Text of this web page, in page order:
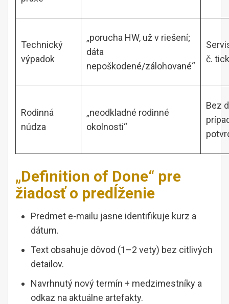
Technický
výpadok
„porucha HW, už v riešení;
dáta
nepoškodené/zálohované“
č.
Rodinná
núdza
„neodkladné rodinné
okolnosti“
Bez
„Definition of Done“ pre
žiadosť o predĺženie
Predmet e-mailu jasne identifikuje kurz a
dátum.
Text obsahuje dôvod (1–2 vety) bez citlivých
detailov.
Navrhnutý nový termín + medzimestníky a
odkaz na aktuálne artefakty.